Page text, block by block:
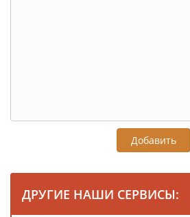
Добавить
ДРУГИЕ НАШИ СЕРВИСЫ: